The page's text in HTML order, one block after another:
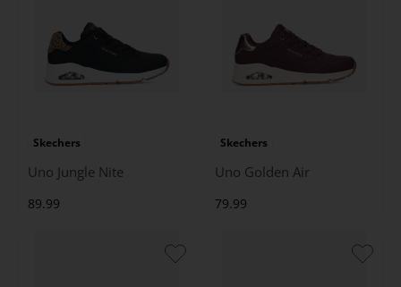
Skechers
Uno Jungle Nite
89.99
Skechers
Uno Golden Air
79.99